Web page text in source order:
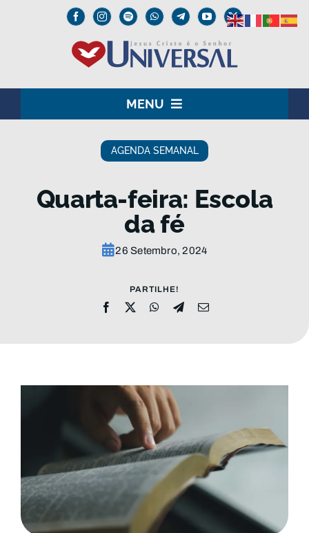
MENU
INSTITUCIONAL
UNIVERSAL+
AGENDA SEMANAL
Quarta-feira: Escola
da fé
26 Setembro, 2024
PARTILHE!